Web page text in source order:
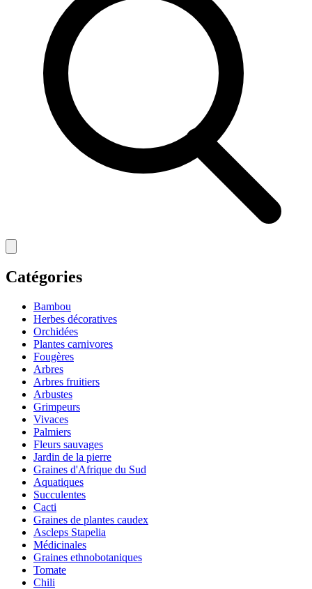
Catégories
Bambou
Herbes décoratives
Orchidées
Plantes carnivores
Fougères
Arbres
Arbres fruitiers
Arbustes
Grimpeurs
Vivaces
Palmiers
Fleurs sauvages
Jardin de la pierre
Graines d'Afrique du Sud
Aquatiques
Succulentes
Cacti
Graines de plantes caudex
Ascleps Stapelia
Médicinales
Graines ethnobotaniques
Tomate
Chili